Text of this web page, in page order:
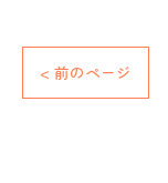
< 前のページ